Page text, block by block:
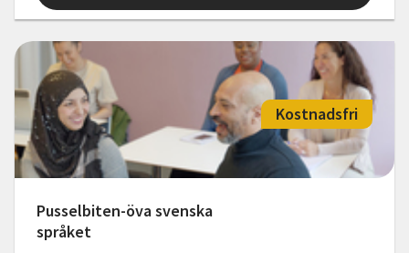
Pusselbiten-öva svenska
språket
Kostnadsfri